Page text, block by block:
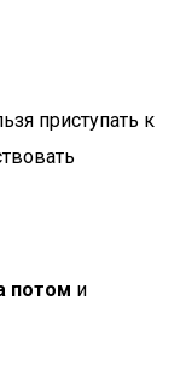
приступать к
потом и